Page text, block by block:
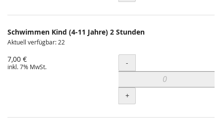
Schwimmen Kind (4-11 Jahre) 2 Stunden
Aktuell verfügbar: 22
7,00 €
inkl. 7% MwSt. Menge
-
+